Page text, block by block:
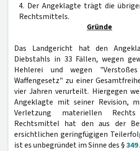
4. Der Angeklagte trägt die
Rechtsmittels.
Gründe
Das Landgericht hat den
Diebstahls in 33 Fällen, wegen
Hehlerei und wegen
Waffengesetz" zu einer
vier Jahren verurteilt. Hiergegen
Angeklagte mit seiner Revision,
Verletzung materiellen
Rechtsmittel hat den aus der
ersichtlichen geringfügigen
ist es unbegründet im Sinne des §349